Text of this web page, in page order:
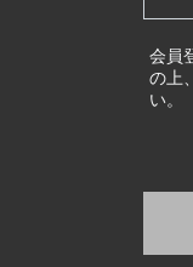
会員
の上
い。